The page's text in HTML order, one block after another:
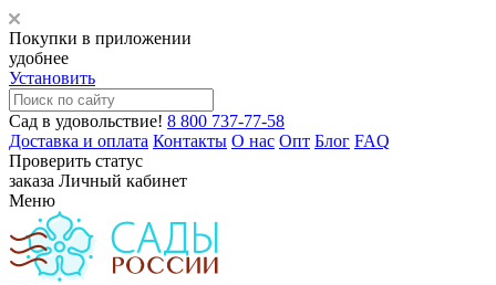
Покупки в приложении
удобнее
Установить
Сад в удовольствие! 8 800 737-77-58
Доставка и оплата Контакты О нас Опт Блог FAQ
Проверить статус
заказа Личный кабинет
Меню